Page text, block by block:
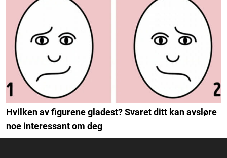
Hvilken av figurene gladest? Svaret ditt kan avsløre
noe interessant om deg